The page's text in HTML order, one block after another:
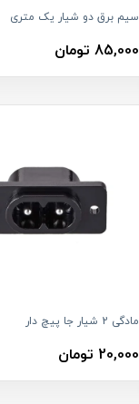
سیم برق دو شیار یک متری
85,000 تومان
مادگی 2 شیار جا پیچ دار
20,000 تومان